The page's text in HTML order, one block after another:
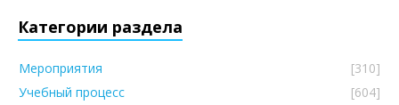
Категории раздела
Мероприятия
[310]
Учебный процесс
[604]